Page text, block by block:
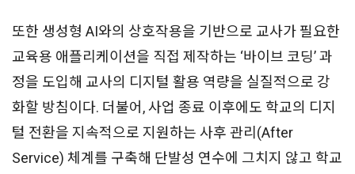
또한 생성형 AI와의 상호작용을 기반으로 교사가 필요한
교육용 애플리케이션을 직접 제작하는 ‘바이브 코딩’ 과
정을 도입해 교사의 디지털 활용 역량을 실질적으로 강
화할 방침이다. 더불어, 사업 종료 이후에도 학교의 디지
털 전환을 지속적으로 지원하는 사후 관리(After
Service) 체계를 구축해 단발성 연수에 그치지 않고 학교